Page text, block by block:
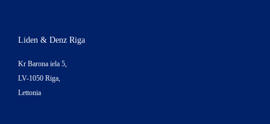
Liden & Denz Riga
Kr Barona iela 5,
LV-1050 Riga,
Lettonia